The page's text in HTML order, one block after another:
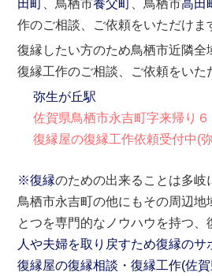
田町 、鳥栖市養父町 、鳥栖市高田町
作のご相談、ご依頼をいただけま
復縁したい方のため鳥栖市近隣全
復縁工作のご相談、ご依頼をいた
弥生が丘駅
佐賀県鳥栖市永吉町字来帰り
復縁屋の復縁工作依頼受付中(
※復縁のための出来ることは多岐
鳥栖市永吉町の他にもその周辺地
とつを専門的なノウハウを持つ、
人や夫婦を取り戻すため復縁のサ
復縁屋の復縁相談・復縁工作(佐